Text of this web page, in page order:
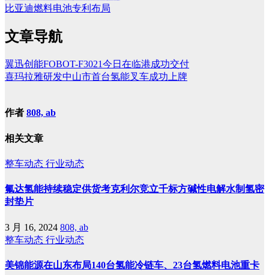
比亚迪燃料电池专利布局
文章导航
翼迅创能FOBOT-F3021今日在临港成功交付
喜玛拉雅研发中山市首台氢能叉车成功上牌
作者 808, ab
相关文章
整车动态 行业动态
氟达氢能持续稳定供货考克利尔竞立千标方碱性电解水制氢密
封垫片
3 月 16, 2024 808, ab
整车动态 行业动态
美锦能源在山东布局140台氢能冷链车、23台氢燃料电池重卡